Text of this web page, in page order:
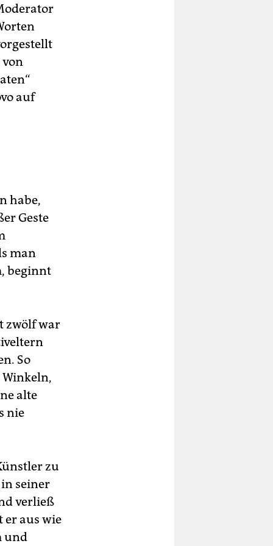
von
auf
habe,
Geste
man
beginnt
zwölf war
So
Winkeln,
alte
nie
zu
seiner
verließ
er aus wie
und